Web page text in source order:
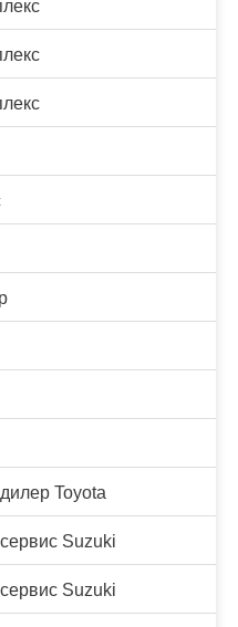
Toyota
Suzuki
Suzuki